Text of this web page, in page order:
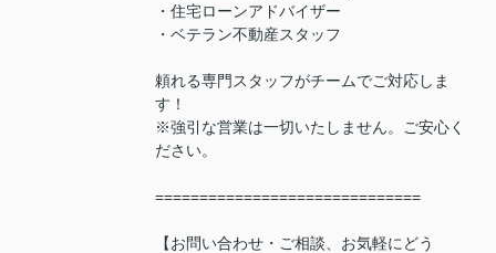
・住宅ローンアドバイザー
・ベテラン不動産スタッフ
頼れる専門スタッフがチームでご対応しま
す！
※強引な営業は一切いたしません。ご安心く
ださい。
==============================
【お問い合わせ・ご相談、お気軽にどう